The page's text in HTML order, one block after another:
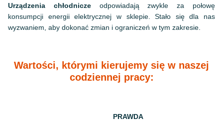
Urządzenia chłodnicze odpowiadają zwykle za połowę
konsumpcji energii elektrycznej w sklepie. Stało się dla nas
wyzwaniem, aby dokonać zmian i ograniczeń w tym zakresie.
Wartości, którymi kierujemy się w naszej
codziennej pracy:
PRAWDA